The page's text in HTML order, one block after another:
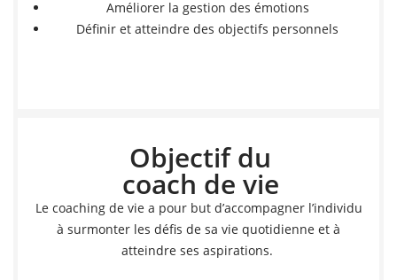
Améliorer la gestion des émotions
Définir et atteindre des objectifs personnels
Objectif du
coach de vie
Le coaching de vie a pour but d’accompagner l’individu
à surmonter les défis de sa vie quotidienne et à
atteindre ses aspirations.